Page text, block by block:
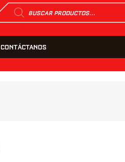
Búsqueda
de
productos
CONTÁCTANOS